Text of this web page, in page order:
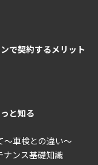
で契約するメリット
と知る
〜車検との違い〜
ナンス基礎知識